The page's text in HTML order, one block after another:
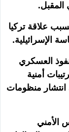
علاقة تركيا
الإسرائيلية.
العسكري
أمنية
منظومات
الأمني